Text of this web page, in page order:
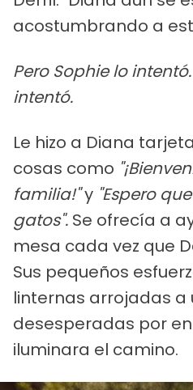
acostumbrando a
Pero Sophie lo
intentó.
Le hizo a Diana
cosas como
familia!"y "Espero
gatos". Se ofrecía a
mesa cada vez que
Sus pequeños
linternas arrojadas a
desesperadas por
iluminara el camino.